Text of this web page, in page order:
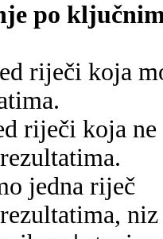
po
riječi koja
riječi koja ne
jedna riječ
niz